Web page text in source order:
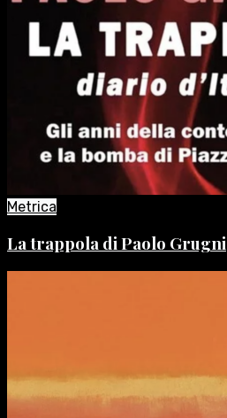
Metrica
La trappola di Paolo Grugni